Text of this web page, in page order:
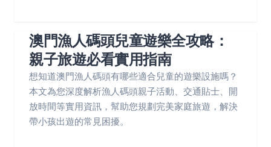
澳門漁人碼頭兒童遊樂全攻略：
親子旅遊必看實用指南
想知道澳門漁人碼頭有哪些適合兒童的遊樂設施嗎？
本文為您深度解析漁人碼頭親子活動、交通貼士、開
放時間等實用資訊，幫助您規劃完美家庭旅遊，解決
帶小孩出遊的常見困擾。